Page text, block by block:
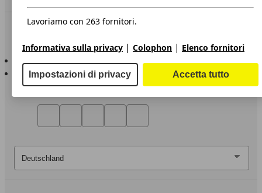
Sempre con te
AutoScout24 per Android
Lavoriamo con 263 fornitori.
Informativa sulla privacy | Colophon | Elenco fornitori
Impostazioni di privacy Accetta tutto